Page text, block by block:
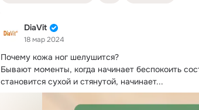
DiaVit
18 мар 2024
Почему кожа ног шелушится?
Бывают моменты, когда начинает беспокоить
становится сухой и стянутой, начинает...